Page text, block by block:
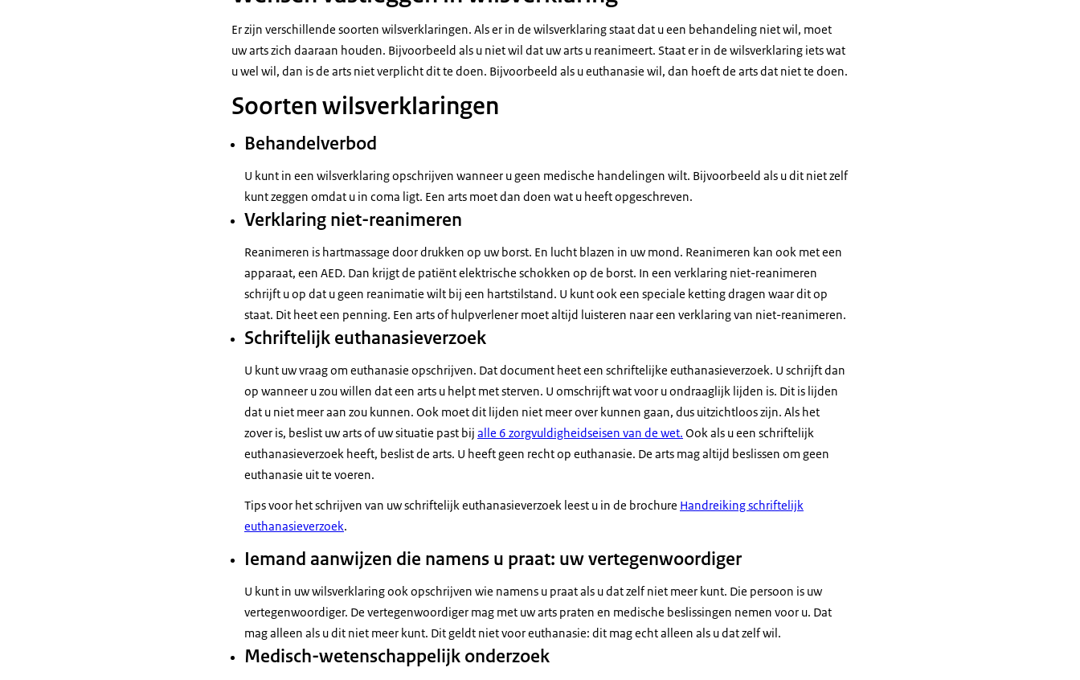
Er zijn verschillende soorten wilsverklaringen. Als er in de wilsverklaring staat dat u een behandeling niet wil, moet
uw arts zich daaraan houden. Bijvoorbeeld als u niet wil dat uw arts u reanimeert. Staat er in de wilsverklaring iets wat
u wel wil, dan is de arts niet verplicht dit te doen. Bijvoorbeeld als u euthanasie wil, dan hoeft de arts dat niet te doen.
Soorten wilsverklaringen
Behandelverbod
U kunt in een wilsverklaring opschrijven wanneer u geen medische handelingen wilt. Bijvoorbeeld als u dit niet zelf
kunt zeggen omdat u in coma ligt. Een arts moet dan doen wat u heeft opgeschreven.
Verklaring niet-reanimeren
Reanimeren is hartmassage door drukken op uw borst. En lucht blazen in uw mond. Reanimeren kan ook met een
apparaat, een AED. Dan krijgt de patiënt elektrische schokken op de borst. In een verklaring niet-reanimeren
schrijft u op dat u geen reanimatie wilt bij een hartstilstand. U kunt ook een speciale ketting dragen waar dit op
staat. Dit heet een penning. Een arts of hulpverlener moet altijd luisteren naar een verklaring van niet-reanimeren.
Schriftelijk euthanasieverzoek
U kunt uw vraag om euthanasie opschrijven. Dat document heet een schriftelijke euthanasieverzoek. U schrijft dan
op wanneer u zou willen dat een arts u helpt met sterven. U omschrijft wat voor u ondraaglijk lijden is. Dit is lijden
dat u niet meer aan zou kunnen. Ook moet dit lijden niet meer over kunnen gaan, dus uitzichtloos zijn. Als het
zover is, beslist uw arts of uw situatie past bij alle 6 zorgvuldigheidseisen van de wet. Ook als u een schriftelijk
euthanasieverzoek heeft, beslist de arts. U heeft geen recht op euthanasie. De arts mag altijd beslissen om geen
euthanasie uit te voeren.
Tips voor het schrijven van uw schriftelijk euthanasieverzoek leest u in de brochure Handreiking schriftelijk
euthanasieverzoek.
Iemand aanwijzen die namens u praat: uw vertegenwoordiger
U kunt in uw wilsverklaring ook opschrijven wie namens u praat als u dat zelf niet meer kunt. Die persoon is uw
vertegenwoordiger. De vertegenwoordiger mag met uw arts praten en medische beslissingen nemen voor u. Dat
mag alleen als u dit niet meer kunt. Dit geldt niet voor euthanasie: dit mag echt alleen als u dat zelf wil.
Medisch-wetenschappelijk onderzoek